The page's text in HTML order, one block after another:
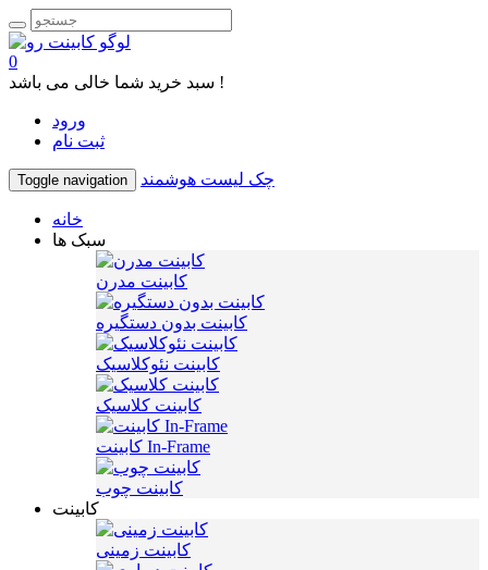
0
سبد خرید شما خالی می باشد !
ورود
ثبت نام
Toggle navigation چک لیست هوشمند
خانه
سبک ها
کابینت مدرن
کابینت بدون دستگیره
کابینت نئوکلاسیک
کابینت کلاسیک
کابینت In-Frame
کابینت چوب
کابینت
کابینت زمینی